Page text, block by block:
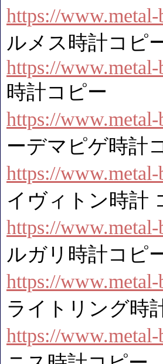
https://
ルメス時計コピ
https://
時計コピー
https://
ーデマピゲ時計
https://
イヴィトン時計
https://
ルガリ時計コピ
https://
ライトリング時
https://